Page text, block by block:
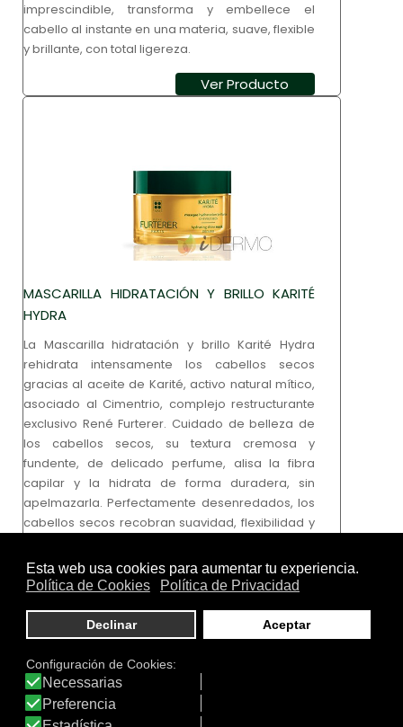
imprescindible, transforma y embellece el
cabello al instante en una materia, suave, flexible
y brillante, con total ligereza.
Ver Producto
MASCARILLA HIDRATACIÓN Y BRILLO KARITÉ
HYDRA
La Mascarilla hidratación y brillo Karité Hydra
rehidrata intensamente los cabellos secos
gracias al aceite de Karité, activo natural mítico,
asociado al Cimentrio, complejo restructurante
exclusivo René Furterer. Cuidado de belleza de
los cabellos secos, su textura cremosa y
fundente, de delicado perfume, alisa la fibra
capilar y la hidrata de forma duradera, sin
apelmazarla. Perfectamente desenredados, los
cabellos secos recobran suavidad, flexibilidad y
Ver Producto